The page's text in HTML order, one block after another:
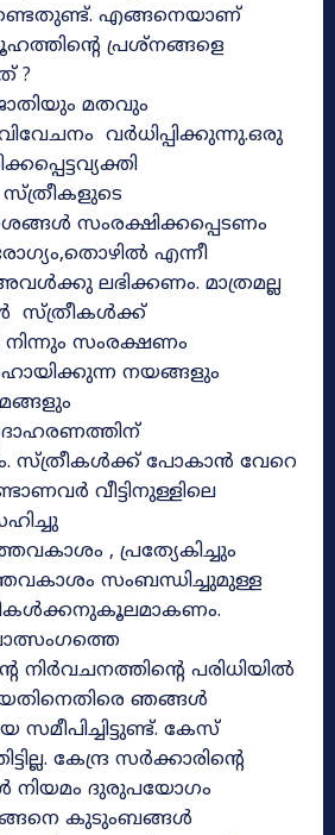
എങ്ങനെയാണ്
പ്രശ്നങ്ങളെ
?
മതവും
വർധിപ്പിക്കുന്നു.ഒരു
സംരക്ഷിക്കപ്പെടണം
എന്നീ
ലഭിക്കണം. മാത്രമല്ല
സ്ത്രീകൾക്ക്
സംരക്ഷണം
നയങ്ങളും
സ്ത്രീകൾക്ക് പോകാൻ വേറെ
വീട്ടിനുള്ളിലെ
, പ്രത്യേകിച്ചും
സംബന്ധിച്ചുമുള്ള
നിർവചനത്തിന്റെ പരിധിയിൽ
ഞങ്ങൾ
സമീപിച്ചിട്ടുണ്ട്. കേസ്
കേന്ദ്ര സർക്കാരിന്റെ
നിയമം ദുരുപയോഗം
കുടുംബങ്ങൾ